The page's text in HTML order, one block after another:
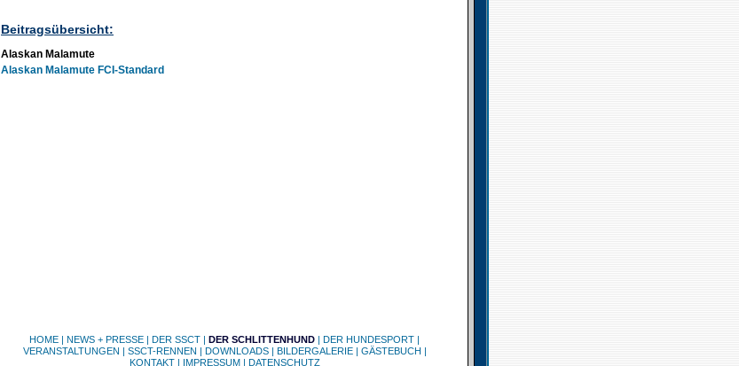
Beitragsübersicht:
Alaskan Malamute
Alaskan Malamute FCI-Standard
HOME | NEWS + PRESSE | DER SSCT | DER SCHLITTENHUND | DER HUNDESPORT |
VERANSTALTUNGEN | SSCT-RENNEN | DOWNLOADS| BILDERGALERIE| GÄSTEBUCH |
KONTAKT| IMPRESSUM| DATENSCHUTZ